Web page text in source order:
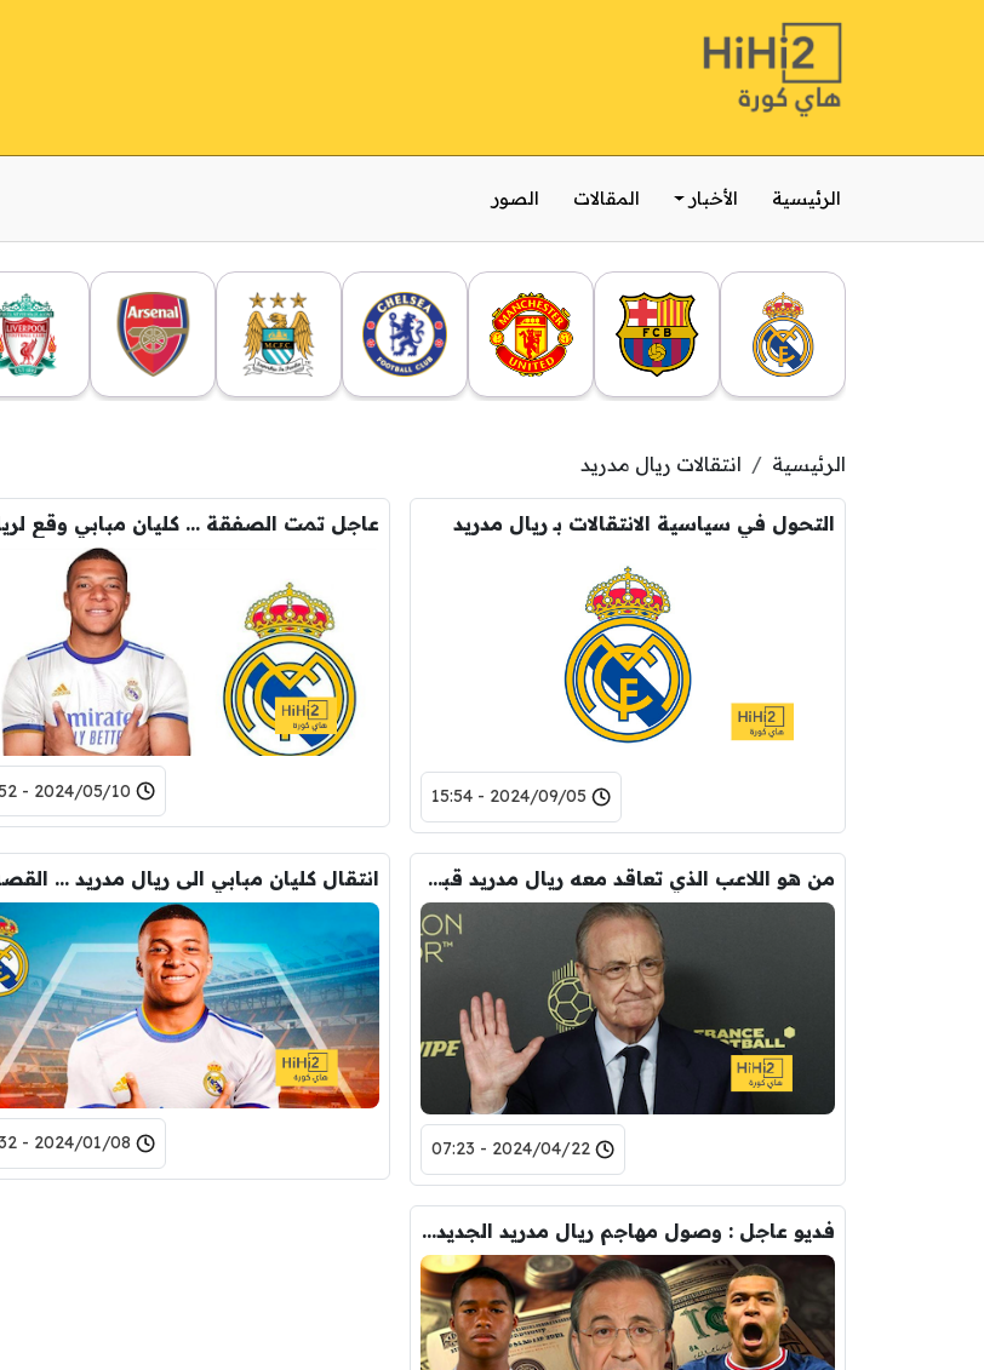
الرئيسية الأخبار المقالات الصور
الرئيسية انتقالات ريال مدريد
التحول في سياسية الانتقالات بـ ريال مدريد
2024/09/05 - 15:54
2024/05/10 - 16:52
من هو اللاعب الذي تعاقد معه ريال مدريد قبل شهرين …؟!
2024/04/22 - 07:23
2024/01/08 - 15:32
فديو عاجل : وصول مهاجم ريال مدريد الجديد … بيريز يضغط على كليان مبابي بأقصى قوة …!